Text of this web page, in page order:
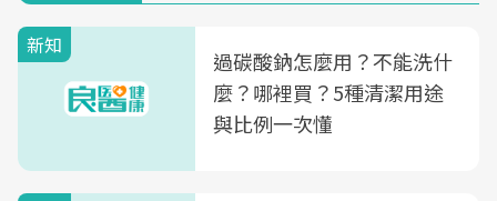
新知
過碳酸鈉怎麼用？不能洗什
麼？哪裡買？5種清潔用途
與比例一次懂